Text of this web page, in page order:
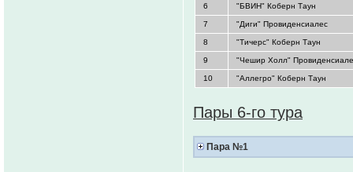
6 "БВИН" Коберн Таун
7 "Диги" Провиденсиалес
8 "Тичерс" Коберн Таун
9 "Чешир Холл"
10 "Аллегро" Коберн Таун
Пары 6-го тура
Пара №1